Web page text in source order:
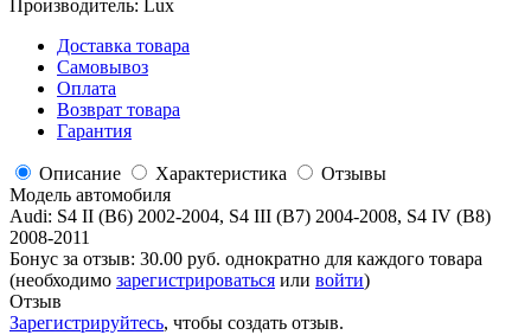
Производитель: Lux
Доставка товара
Самовывоз
Оплата
Возврат товара
Гарантия
Описание Характеристика
Отзывы
Модель автомобиля
Audi: S4 II (B6) 2002-2004, S4 III (B7) 2004-2008, S4 IV (B8)
2008-2011
Бонус за отзыв: 30.00 руб. однократно для каждого товара
(необходимо зарегистрироваться или войти)
Отзыв
Зарегистрируйтесь, чтобы создать отзыв.